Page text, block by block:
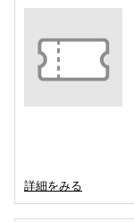
詳細をみる